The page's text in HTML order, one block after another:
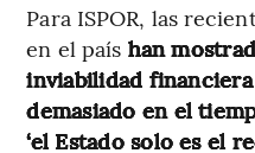
Para ISPOR, las
en el país han
inviabilidad
demasiado en el
‘el Estado solo es el